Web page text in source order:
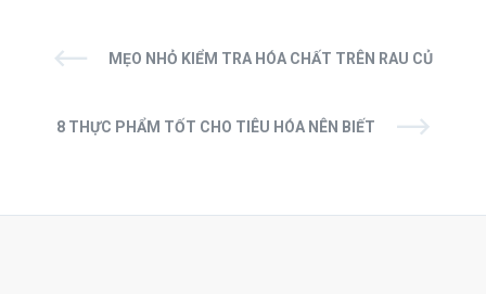
MẸO NHỎ KIỂM TRA HÓA CHẤT TRÊN RAU CỦ
8 THỰC PHẨM TỐT CHO TIÊU HÓA NÊN BIẾT